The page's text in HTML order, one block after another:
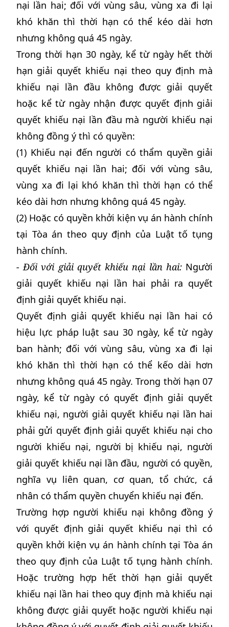
nại lần hai; đối với vùng sâu, vùng xa đi lại
khó khăn thì thời hạn có thể kéo dài hơn
nhưng không quá 45 ngày.
Trong thời hạn 30 ngày, kể từ ngày hết thời
hạn giải quyết khiếu nại theo quy định mà
khiếu nại lần đầu không được giải quyết
hoặc kể từ ngày nhận được quyết định giải
quyết khiếu nại lần đầu mà người khiếu nại
không đồng ý thì có quyền:
(1) Khiếu nại đến người có thẩm quyền giải
quyết khiếu nại lần hai; đối với vùng sâu,
vùng xa đi lại khó khăn thì thời hạn có thể
kéo dài hơn nhưng không quá 45 ngày.
(2) Hoặc có quyền khởi kiện vụ án hành chính
tại Tòa án theo quy định của Luật tố tụng
hành chính.
- Đối với giải quyết khiếu nại lần hai: Người
giải quyết khiếu nại lần hai phải ra quyết
định giải quyết khiếu nại.
Quyết định giải quyết khiếu nại lần hai có
hiệu lực pháp luật sau 30 ngày, kể từ ngày
ban hành; đối với vùng sâu, vùng xa đi lại
khó khăn thì thời hạn có thể kếo dài hơn
nhưng không quá 45 ngày. Trong thời hạn 07
ngày, kể từ ngày có quyết định giải quyết
khiếu nại, người giải quyết khiếu nại lần hai
phải gửi quyết định giải quyết khiếu nại cho
người khiếu nại, người bị khiếu nại, người
giải quyết khiếu nại lần đầu, người có quyền,
nghĩa vụ liên quan, cơ quan, tổ chức, cá
nhân có thẩm quyền chuyển khiếu nại đến.
Trường hợp người khiếu nại không đồng ý
với quyết định giải quyết khiếu nại thì có
quyền khởi kiện vụ án hành chính tại Tòa án
theo quy định của Luật tố tụng hành chính.
Hoặc trường hợp hết thời hạn giải quyết
khiếu nại lần hai theo quy định mà khiếu nại
không được giải quyết hoặc người khiếu nại